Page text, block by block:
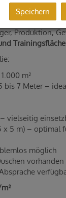
ihre
Produktion,
m²
bis 7 Meter –
vielseitig
x 5 m) – optimal
möglich
vorhanden
Speichern